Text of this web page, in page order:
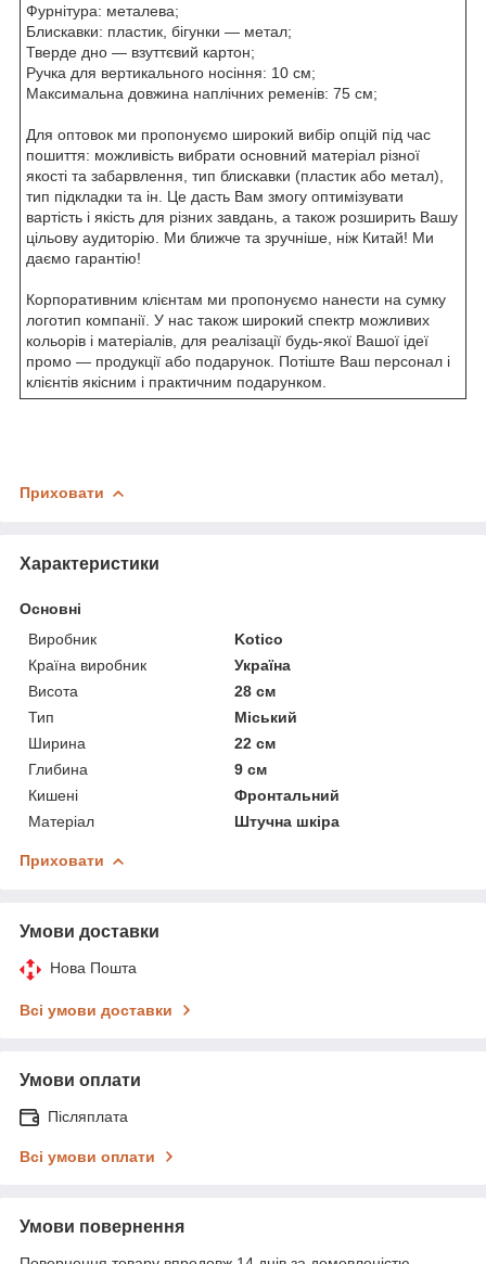
Фурнітура: металева;
Блискавки: пластик, бігунки — метал;
Тверде дно — взуттєвий картон;
Ручка для вертикального носіння: 10 см;
Максимальна довжина наплічних ременів: 75 см;
Для оптовок ми пропонуємо широкий вибір опцій під час
пошиття: можливість вибрати основний матеріал різної
якості та забарвлення, тип блискавки (пластик або метал),
тип підкладки та ін. Це дасть Вам змогу оптимізувати
вартість і якість для різних завдань, а також розширить Вашу
цільову аудиторію. Ми ближче та зручніше, ніж Китай! Ми
даємо гарантію!
Корпоративним клієнтам ми пропонуємо нанести на сумку
логотип компанії. У нас також широкий спектр можливих
кольорів і матеріалів, для реалізації будь-якої Вашої ідеї
промо — продукції або подарунок. Потіште Ваш персонал і
клієнтів якісним і практичним подарунком.
Приховати
Характеристики
Основні
Виробник
Kotico
Країна виробник
Україна
Висота
28 см
Тип
Міський
Ширина
22 см
Глибина
9 см
Кишені
Фронтальний
Матеріал
Штучна шкіра
Приховати
Умови доставки
Нова Пошта
Всі умови доставки
Умови оплати
Післяплата
Всі умови оплати
Умови повернення